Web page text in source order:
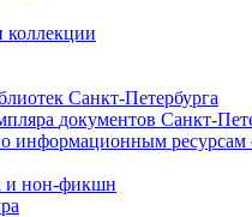
коллекции
Санкт-Петербурга
документов Санкт-
информационным ресурсам
и нон-фикшн